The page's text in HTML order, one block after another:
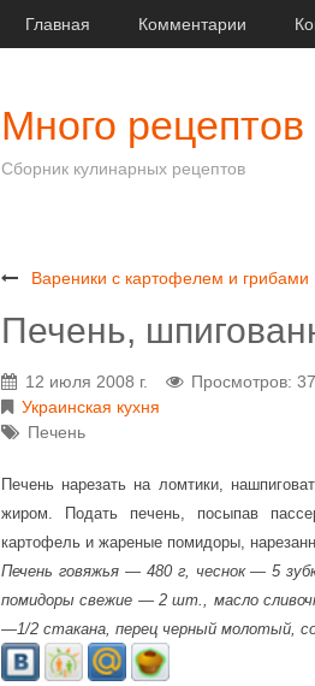
Главная Комментарии
Много рецептов
Сборник кулинарных рецептов
Вареники с картофелем и грибами
Печень,
12 июля 2008 г. Просмотров:
Украинская кухня
Печень
Печень нарезать на ломтики,
жиром. Подать печень, посыпав
картофель и жареные помидоры,
Печень говяжья — 480 г, чеснок — 5
помидоры свежие — 2 шт., масло
—1/2 стакана, перец черный молотый,